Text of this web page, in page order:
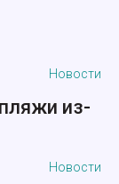
Новости
из-
Новости